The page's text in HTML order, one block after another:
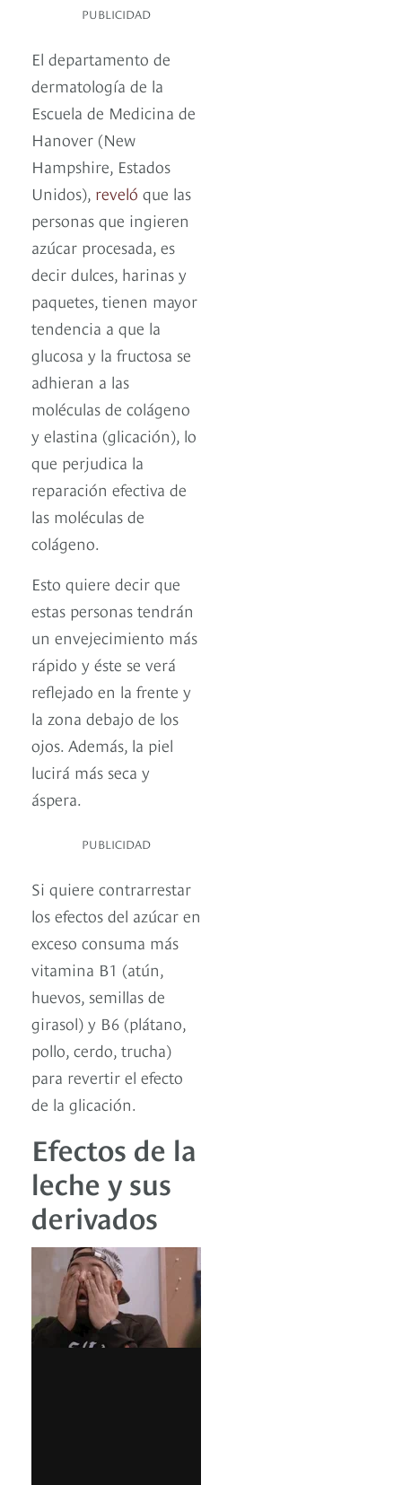
PUBLICIDAD
El departamento de
dermatología de la
Escuela de Medicina de
Hanover (New
Hampshire, Estados
Unidos), reveló que las
personas que ingieren
azúcar procesada, es
decir dulces, harinas y
paquetes, tienen mayor
tendencia a que la
glucosa y la fructosa se
adhieran a las
moléculas de colágeno
y elastina (glicación), lo
que perjudica la
reparación efectiva de
las moléculas de
colágeno.
Esto quiere decir que
estas personas tendrán
un envejecimiento más
rápido y éste se verá
reflejado en la frente y
la zona debajo de los
ojos. Además, la piel
lucirá más seca y
áspera.
PUBLICIDAD
Si quiere contrarrestar
los efectos del azúcar en
exceso consuma más
vitamina B1 (atún,
huevos, semillas de
girasol) y B6 (plátano,
pollo, cerdo, trucha)
para revertir el efecto
de la glicación.
Efectos de la
leche y sus
derivados